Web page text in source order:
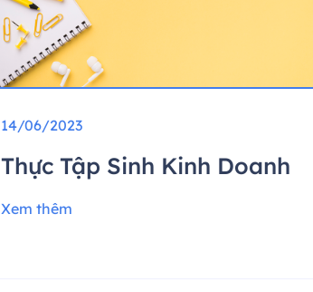
Thực Tập Sinh Kinh Doanh
14/06/2023
Xem thêm